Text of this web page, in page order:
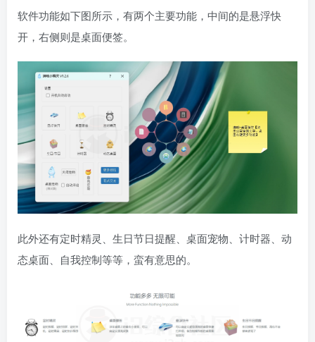
软件功能如下图所示，有两个主要功能，中间的是悬浮快
开，右侧则是桌面便签。
此外还有定时精灵、生日节日提醒、桌面宠物、计时器、动
态桌面、自我控制等等，蛮有意思的。